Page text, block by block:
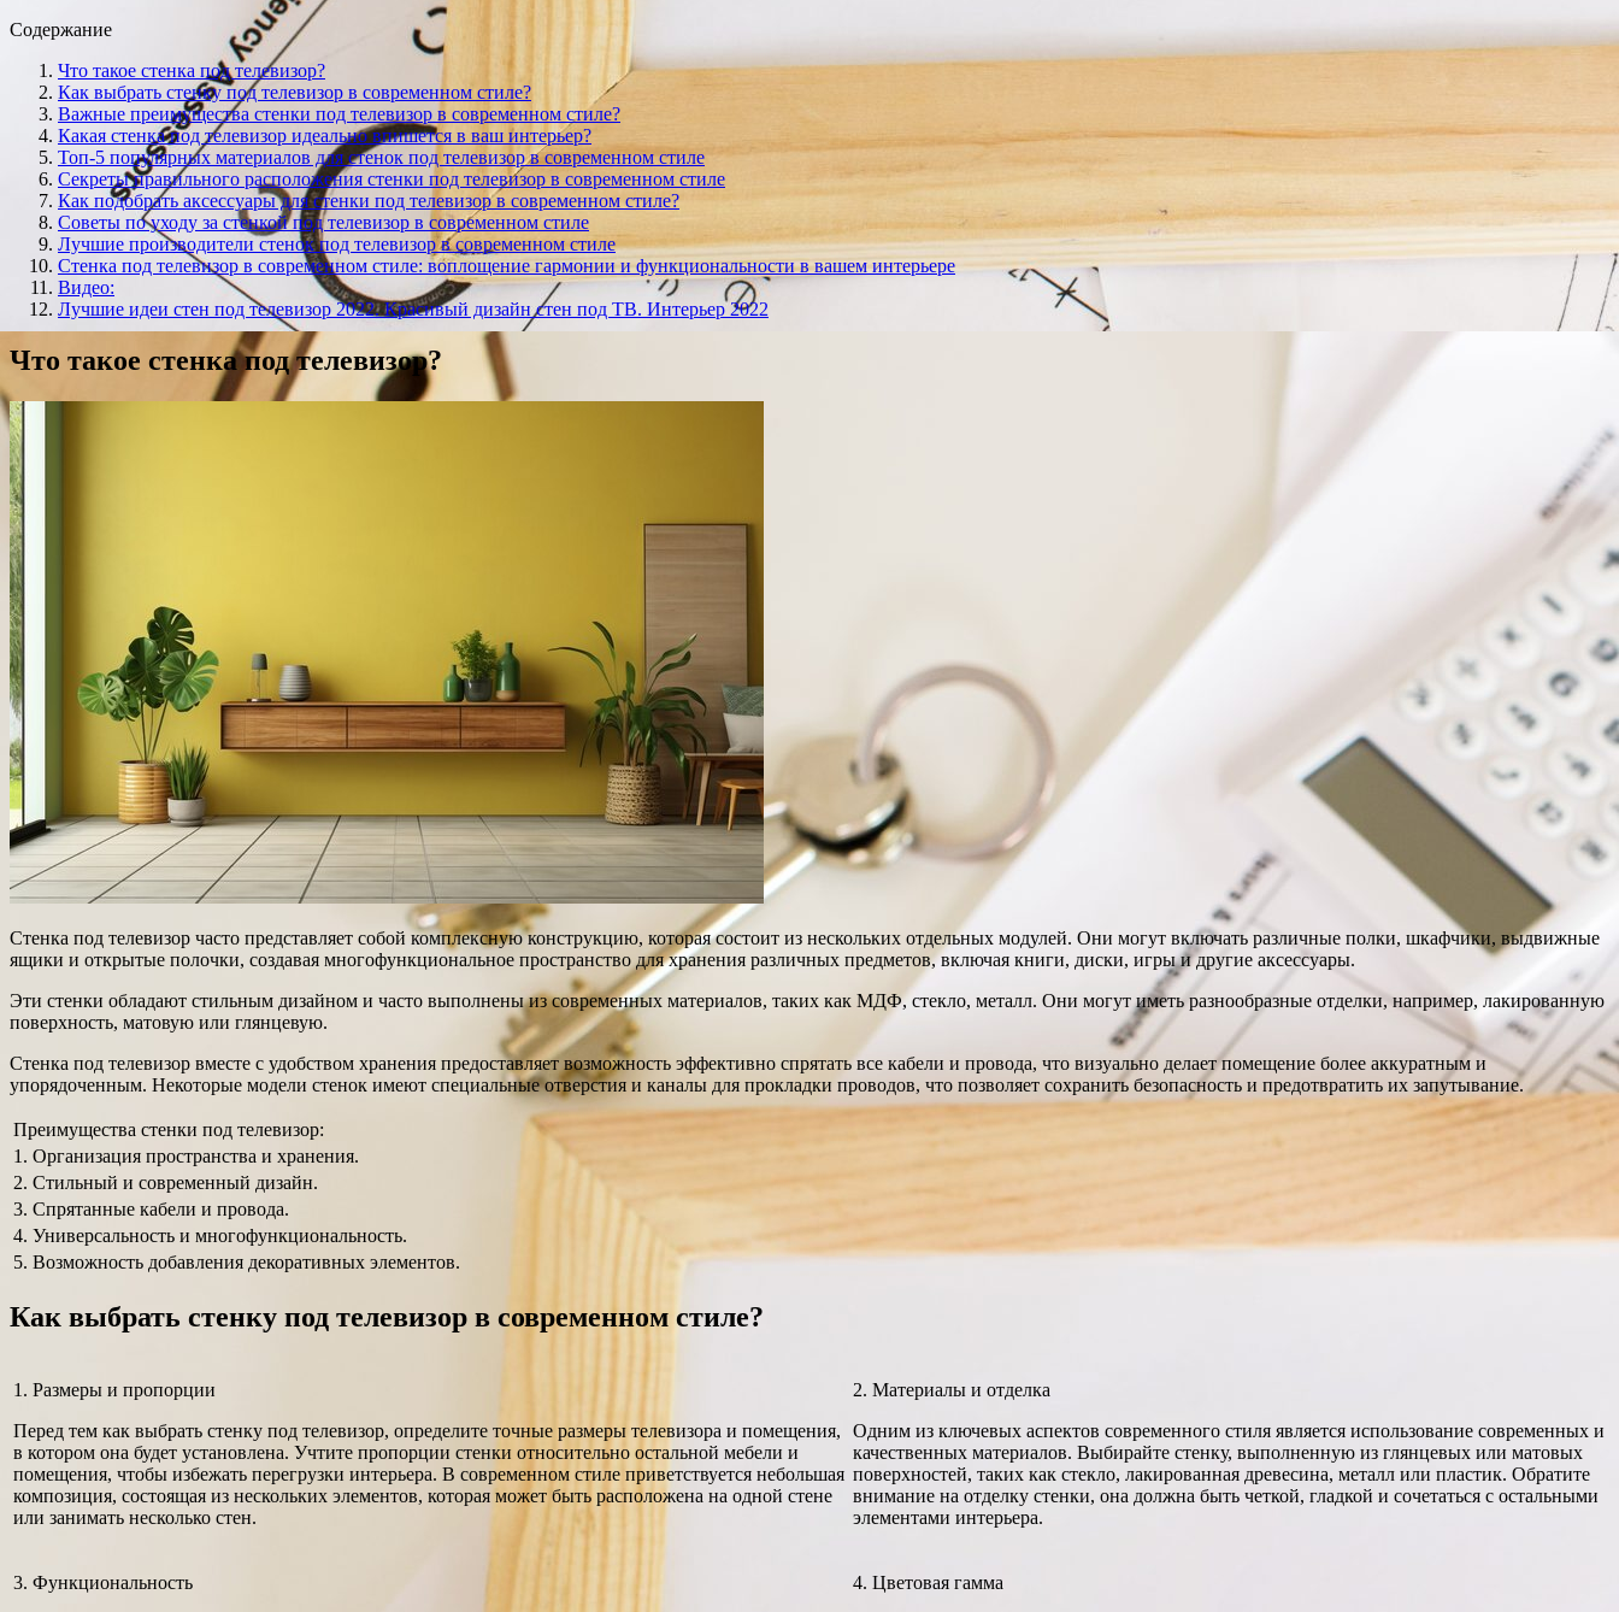
Содержание
Что такое стенка под телевизор?
Как выбрать стенку под телевизор в современном стиле?
Важные преимущества стенки под телевизор в современном стиле?
Какая стенка под телевизор идеально впишется в ваш интерьер?
Топ-5 популярных материалов для стенок под телевизор в современном стиле
Секреты правильного расположения стенки под телевизор в современном стиле
Как подобрать аксессуары для стенки под телевизор в современном стиле?
Советы по уходу за стенкой под телевизор в современном стиле
Лучшие производители стенок под телевизор в современном стиле
Стенка под телевизор в современном стиле: воплощение гармонии и функциональности в вашем интерьере
Видео:
Лучшие идеи стен под телевизор 2022. Красивый дизайн стен под ТВ. Интерьер 2022
Что такое стенка под телевизор?
Стенка под телевизор часто представляет собой комплексную конструкцию, которая состоит из нескольких отдельных модулей. Они могут включать различные полки, шкафчики, выдвижные
ящики и открытые полочки, создавая многофункциональное пространство для хранения различных предметов, включая книги, диски, игры и другие аксессуары.
Эти стенки обладают стильным дизайном и часто выполнены из современных материалов, таких как МДФ, стекло, металл. Они могут иметь разнообразные отделки, например, лакированную
поверхность, матовую или глянцевую.
Стенка под телевизор вместе с удобством хранения предоставляет возможность эффективно спрятать все кабели и провода, что визуально делает помещение более аккуратным и
упорядоченным. Некоторые модели стенок имеют специальные отверстия и каналы для прокладки проводов, что позволяет сохранить безопасность и предотвратить их запутывание.
Преимущества стенки под телевизор:
1. Организация пространства и хранения.
2. Стильный и современный дизайн.
3. Спрятанные кабели и провода.
4. Универсальность и многофункциональность.
5. Возможность добавления декоративных элементов.
Как выбрать стенку под телевизор в современном стиле?
1. Размеры и пропорции
Перед тем как выбрать стенку под телевизор, определите точные размеры телевизора и помещения,
в котором она будет установлена. Учтите пропорции стенки относительно остальной мебели и
помещения, чтобы избежать перегрузки интерьера. В современном стиле приветствуется небольшая
композиция, состоящая из нескольких элементов, которая может быть расположена на одной стене
или занимать несколько стен.
2. Материалы и отделка
Одним из ключевых аспектов современного стиля является использование современных и
качественных материалов. Выбирайте стенку, выполненную из глянцевых или матовых
поверхностей, таких как стекло, лакированная древесина, металл или пластик. Обратите
внимание на отделку стенки, она должна быть четкой, гладкой и сочетаться с остальными
элементами интерьера.
3. Функциональность
4. Цветовая гамма